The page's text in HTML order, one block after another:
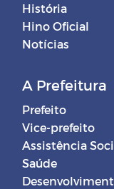
História
Hino Oficial
Notícias
A Prefeitura
Prefeito
Vice-prefeito
Assistência
Saúde